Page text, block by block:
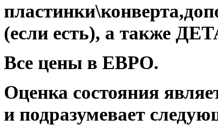
(если есть), а также
Все цены в ЕВРО.
Оценка состояния
и подразумевает